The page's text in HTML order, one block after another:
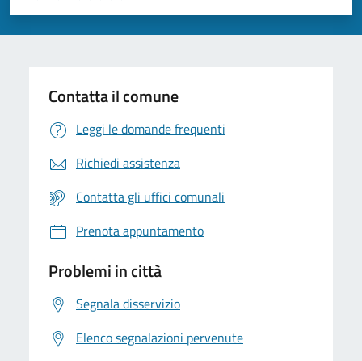
Valuta 5 stelle su 5
Valuta 4 stelle su 5
Valuta 3 stelle su 5
Valuta 2 stelle su 5
Valuta 1 stelle su 5
Contatta il comune
Leggi le domande frequenti
Richiedi assistenza
Contatta gli uffici comunali
Prenota appuntamento
Problemi in città
Segnala disservizio
Elenco segnalazioni pervenute